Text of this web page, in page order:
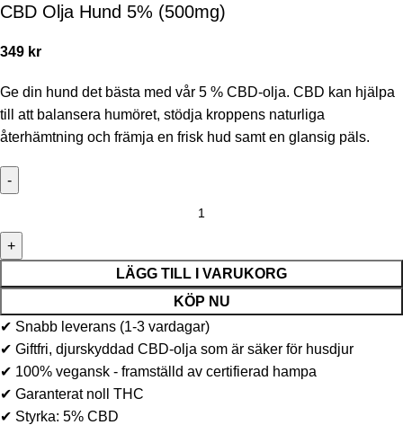
CBD Olja Hund 5% (500mg)
349 kr
Ge din hund det bästa med vår 5 % CBD-olja. CBD kan hjälpa
till att balansera humöret, stödja kroppens naturliga
återhämtning och främja en frisk hud samt en glansig päls.
LÄGG TILL I VARUKORG
KÖP NU
✔ Snabb leverans (1-3 vardagar)
✔ Giftfri, djurskyddad CBD-olja som är säker för husdjur
✔ 100% vegansk - framställd av certifierad hampa
✔ Garanterat noll THC
✔ Styrka: 5% CBD